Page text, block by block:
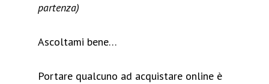
partenza)
Ascoltami bene…
Portare qualcuno ad acquistare online è